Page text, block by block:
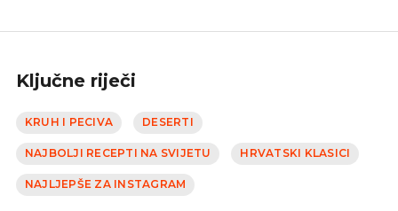
Ključne riječi
KRUH I PECIVA DESERTI
NAJBOLJI RECEPTI NA SVIJETU HRVATSKI KLASICI
NAJLJEPŠE ZA INSTAGRAM